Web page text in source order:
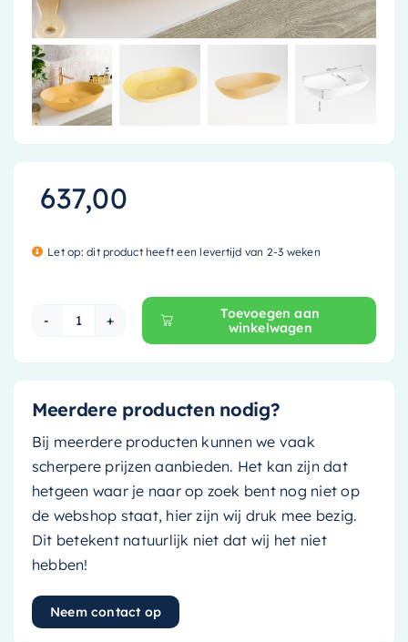
637,00
Let op: dit product heeft een levertijd van 2-3 weken
Mondiaz Waskom Onni - 55cm - ocher (geel)/
Toevoegen aan
winkelwagen
Meerdere producten nodig?
Bij meerdere producten kunnen we vaak
scherpere prijzen aanbieden. Het kan zijn dat
hetgeen waar je naar op zoek bent nog niet op
de webshop staat, hier zijn wij druk mee bezig.
Dit betekent natuurlijk niet dat wij het niet
hebben!
Neem contact op